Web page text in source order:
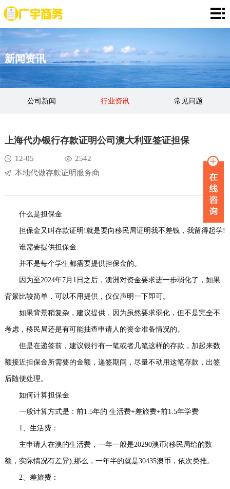
网
站
首
页
存
款
证
资
金
资
单
项
新
闻
品
新闻资讯
公司新闻 行业资讯 常见问题
上海代办银行存款证明公司澳大利亚签证担保
12-05
2542
本地代做存款证明服务商
什么是担保金
担保金又叫存款证明!就是要向移民局证明我不差钱，我留得起学!
谁需要提供担保金
并不是每个学生都需要提供担保金的。
因为至2024年7月1日之后，澳洲对资金要求进一步弱化了，如果
背景比较简单，可以不用提供，仅仅声明一下即可。
如果背景稍复杂，建议提供，因为虽然要求弱化，但不是完全不
考虑，移民局还是有可能抽查申请人的资金准备情况的。
但是在递签前，建议银行有一笔或者几笔这样的存款，加起来数
额接近担保金所需要的金额，递签期间，尽量不动用这笔存款，出签
后随便处理。
如何计算担保金
一般计算方式是：前1.5年的 生活费+差旅费+前1.5年学费
1、生活费：
主申请人在澳的生活费，一年一般是20290澳币(移民局给的数
额，实际情况有差异);那么，一年半的就是30435澳币，依次类推。
2、差旅费：